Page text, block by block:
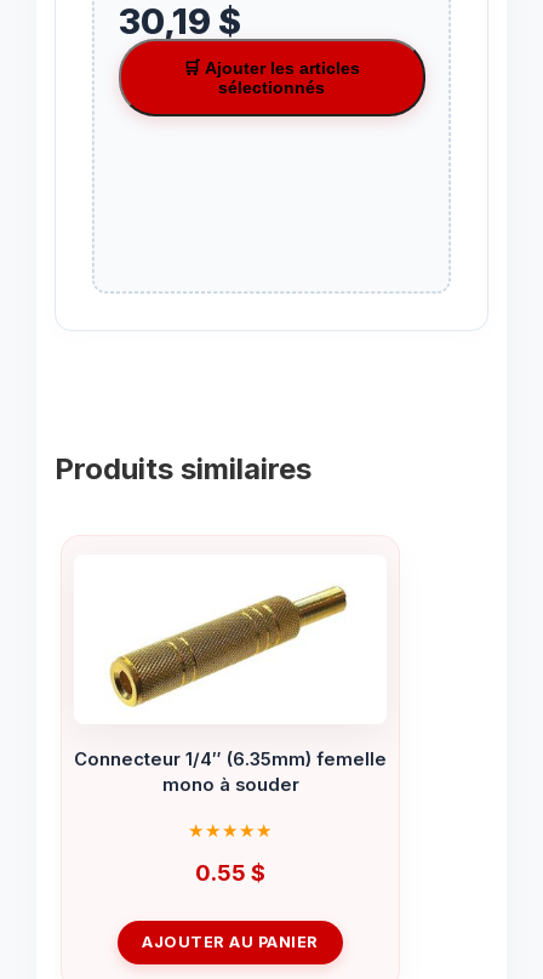
30,19 $
🛒 Ajouter les articles
sélectionnés
Produits similaires
Connecteur 1/4″ (6.35mm) femelle
mono à souder
0.55 $
AJOUTER AU PANIER